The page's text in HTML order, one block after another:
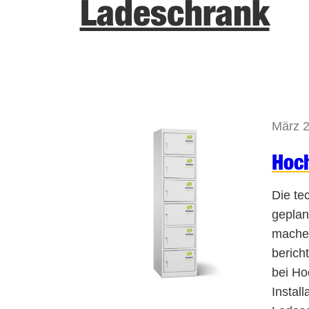
Ladeschrank
März
Die
bei